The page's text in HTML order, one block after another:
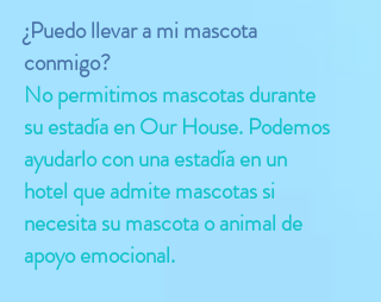
¿Puedo llevar a mi mascota
conmigo?
No permitimos mascotas durante
su estadía en Our House. Podemos
ayudarlo con una estadía en un
hotel que admite mascotas si
necesita su mascota o animal de
apoyo emocional.